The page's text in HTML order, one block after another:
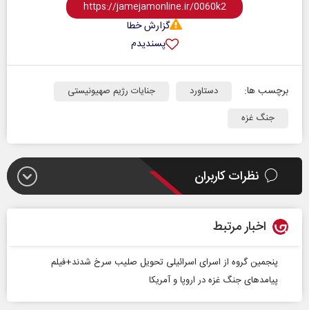
گزارش خطا
پسندیدم
برچسب ها: دستاورد
جنایات رژیم صهیونیستی
جنگ غزه
نظرات کاربران
اخبار مرتبط
پنجمین گروه از اسرای اسرائیلی تحویل صلیب سرخ شدند+فیلم
پیامد‌های جنگ غزه در اروپا و آمریکا